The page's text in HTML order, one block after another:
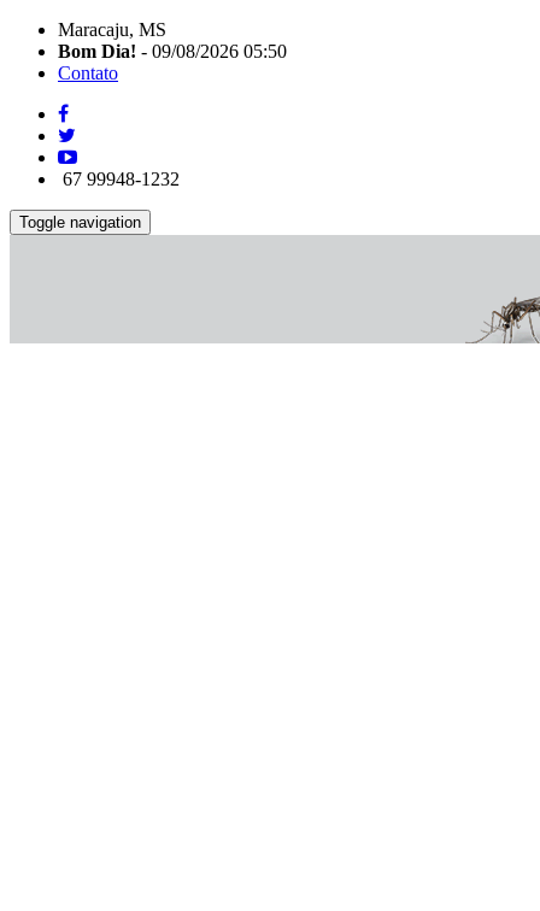
Maracaju, MS
Bom Dia! - 09/08/2026 05:50
Contato
67 99948-1232
Toggle navigation